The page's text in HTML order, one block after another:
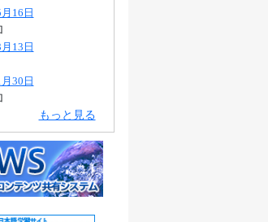
16日
13日
30日
もっと見る